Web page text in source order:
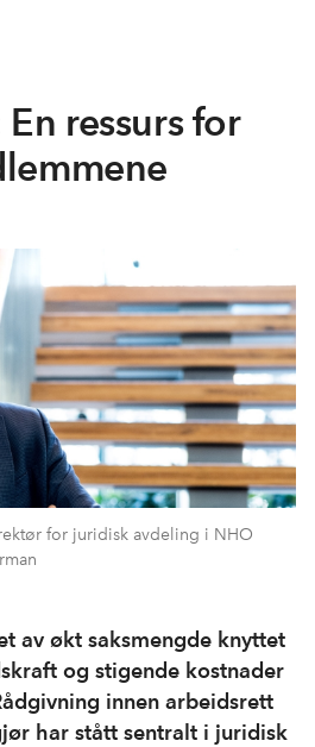
ressurs for
for juridisk avdeling i NHO
av økt saksmengde knyttet
og stigende kostnader
innen arbeidsrett
har stått sentralt i juridisk